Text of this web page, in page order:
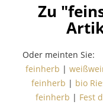
Zu
Oder meinten Sie:
feinherb |
feinherb | bio
feinherb | Fest